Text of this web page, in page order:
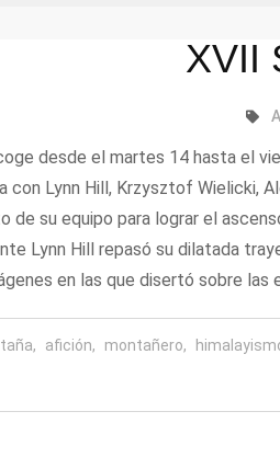
XVII
desde el martes 14 hasta el
con Lynn Hill, Krzysztof Wielicki,
de su equipo para lograr el
Lynn Hill repasó su dilatada
en las que disertó sobre
afición, montañero,